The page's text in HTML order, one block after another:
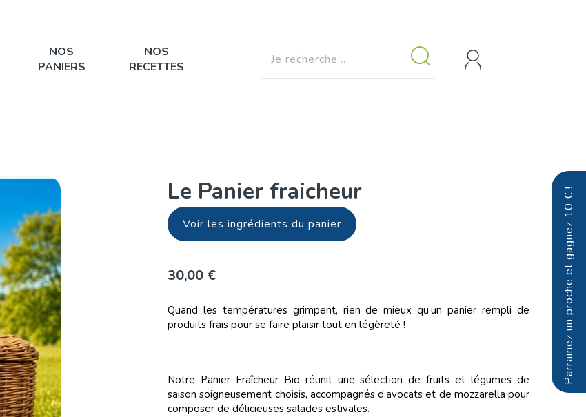
NOS
PANIERS
NOS
RECETTES
Parrainez un proche et gagnez 10 € !
Le Panier fraicheur
Voir les ingrédients du panier
30,00 €
Quand les températures grimpent, rien de mieux qu’un panier rempli de
produits frais pour se faire plaisir tout en légèreté !
Notre Panier Fraîcheur Bio réunit une sélection de fruits et légumes de
saison soigneusement choisis, accompagnés d’avocats et de mozzarella pour
composer de délicieuses salades estivales.